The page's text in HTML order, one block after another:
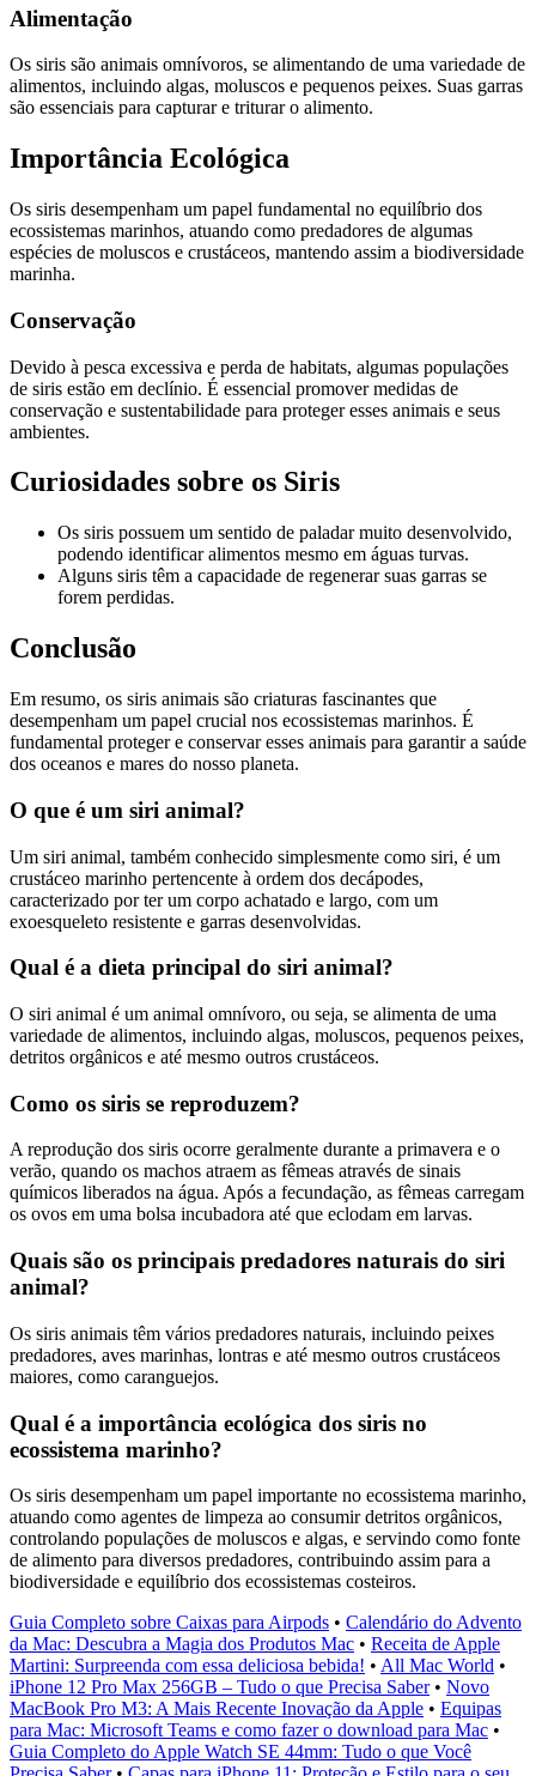
Alimentação
Os siris são animais omnívoros, se alimentando de uma variedade de
alimentos, incluindo algas, moluscos e pequenos peixes. Suas garras
são essenciais para capturar e triturar o alimento.
Importância Ecológica
Os siris desempenham um papel fundamental no equilíbrio dos
ecossistemas marinhos, atuando como predadores de algumas
espécies de moluscos e crustáceos, mantendo assim a biodiversidade
marinha.
Conservação
Devido à pesca excessiva e perda de habitats, algumas populações
de siris estão em declínio. É essencial promover medidas de
conservação e sustentabilidade para proteger esses animais e seus
ambientes.
Curiosidades sobre os Siris
Os siris possuem um sentido de paladar muito desenvolvido,
podendo identificar alimentos mesmo em águas turvas.
Alguns siris têm a capacidade de regenerar suas garras se
forem perdidas.
Conclusão
Em resumo, os siris animais são criaturas fascinantes que
desempenham um papel crucial nos ecossistemas marinhos. É
fundamental proteger e conservar esses animais para garantir a saúde
dos oceanos e mares do nosso planeta.
O que é um siri animal?
Um siri animal, também conhecido simplesmente como siri, é um
crustáceo marinho pertencente à ordem dos decápodes,
caracterizado por ter um corpo achatado e largo, com um
exoesqueleto resistente e garras desenvolvidas.
Qual é a dieta principal do siri animal?
O siri animal é um animal omnívoro, ou seja, se alimenta de uma
variedade de alimentos, incluindo algas, moluscos, pequenos peixes,
detritos orgânicos e até mesmo outros crustáceos.
Como os siris se reproduzem?
A reprodução dos siris ocorre geralmente durante a primavera e o
verão, quando os machos atraem as fêmeas através de sinais
químicos liberados na água. Após a fecundação, as fêmeas carregam
os ovos em uma bolsa incubadora até que eclodam em larvas.
Quais são os principais predadores naturais do siri
animal?
Os siris animais têm vários predadores naturais, incluindo peixes
predadores, aves marinhas, lontras e até mesmo outros crustáceos
maiores, como caranguejos.
Qual é a importância ecológica dos siris no
ecossistema marinho?
Os siris desempenham um papel importante no ecossistema marinho,
atuando como agentes de limpeza ao consumir detritos orgânicos,
controlando populações de moluscos e algas, e servindo como fonte
de alimento para diversos predadores, contribuindo assim para a
biodiversidade e equilíbrio dos ecossistemas costeiros.
Guia Completo sobre Caixas para Airpods • Calendário do Advento
da Mac: Descubra a Magia dos Produtos Mac • Receita de Apple
Martini: Surpreenda com essa deliciosa bebida! • All Mac World •
iPhone 12 Pro Max 256GB – Tudo o que Precisa Saber• Novo
MacBook Pro M3: A Mais Recente Inovação da Apple • Equipas
para Mac: Microsoft Teams e como fazer o download para Mac •
Guia Completo do Apple Watch SE 44mm: Tudo o que Você